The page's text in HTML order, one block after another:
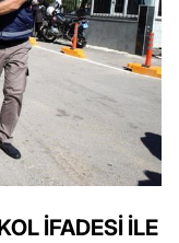
İFADESİ İLE